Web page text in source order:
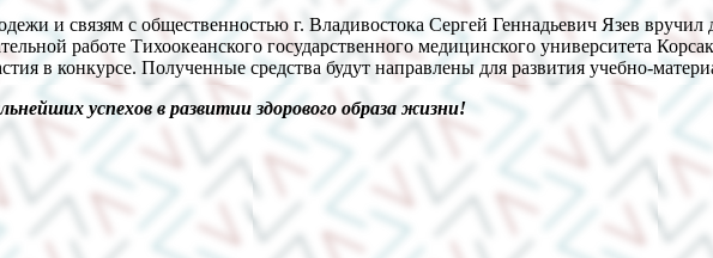
и связям с общественностью г. Владивостока Сергей Геннадьевич Язев вручил
работе Тихоокеанского государственного медицинского университета
в конкурсе. Полученные средства будут направлены для развития учебно-
успехов в развитии здорового образа жизни!